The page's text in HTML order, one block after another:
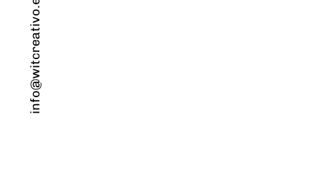
info@witcreativo.es